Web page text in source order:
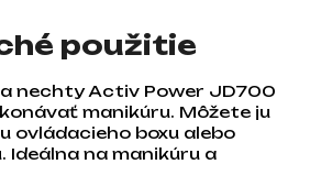
použitie
nechty Activ Power JD700
manikúru. Môžete ju
ovládacieho boxu alebo
Ideálna na manikúru a